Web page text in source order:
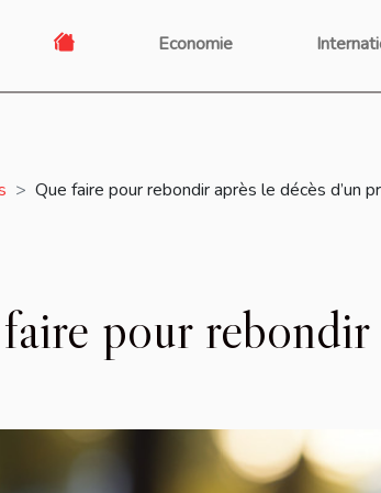
Economie
Que faire pour rebondir après le décès d’un
pour rebondir